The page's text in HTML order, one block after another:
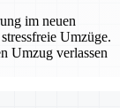
im neuen
Umzüge.
Umzug verlassen